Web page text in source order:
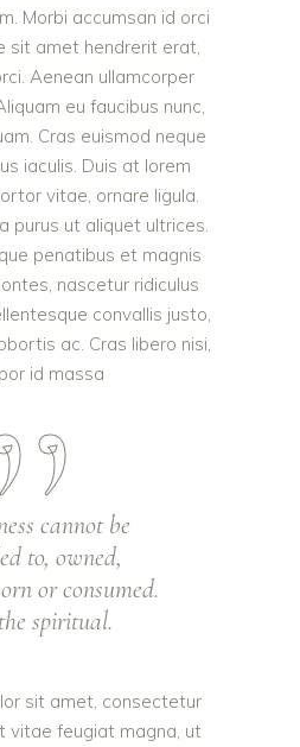
Morbi accumsan id orci
sit amet hendrerit erat,
Aenean ullamcorper
eu faucibus nunc,
Cras euismod neque
iaculis. Duis at lorem
vitae, ornare ligula.
purus ut aliquet ultrices.
penatibus et magnis
nascetur ridiculus
convallis justo,
ac. Cras libero nisi,
id massa
cannot be
to, owned,
or consumed.
spiritual.
sit amet, consectetur
vitae feugiat magna, ut